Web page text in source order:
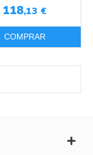
118,13 €
COMPRAR